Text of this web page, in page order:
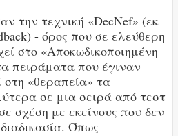
την τεχνική «DecNef» (εκ
- όρος που σε ελεύθερη
στο «Αποκωδικοποιημένη
πειράματα που έγιναν
στη «θεραπεία» τα
σε μια σειρά από τεστ
σχέση με εκείνους που δεν
Όπως